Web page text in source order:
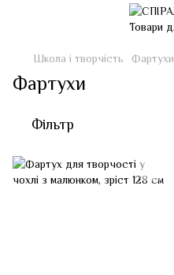
Школа і творчість Фартухи
Фартухи
Фільтр